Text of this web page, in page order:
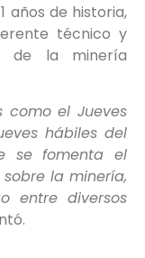
años de historia,
técnico y
de la minería
como el Jueves
hábiles del
se fomenta el
la minería,
entre diversos